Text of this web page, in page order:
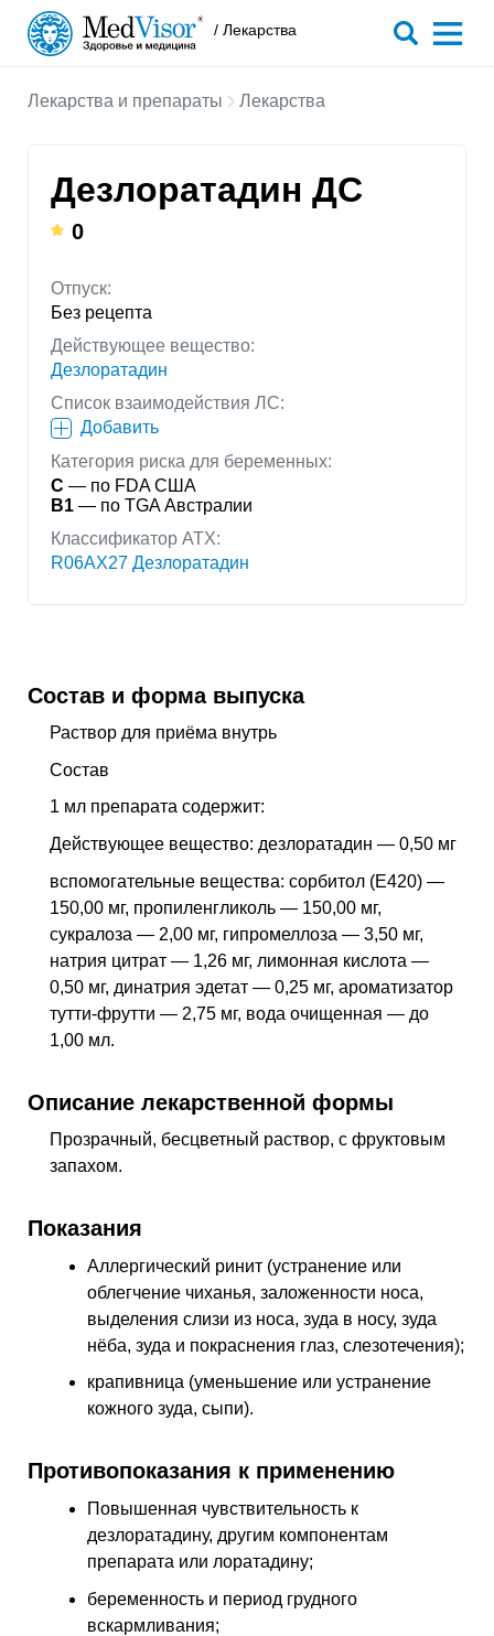
/ Лекарства
Лекарства и препараты Лекарства
Дезлоратадин ДС
0
Отпуск:
Без рецепта
Действующее вещество:
Дезлоратадин
Список взаимодействия ЛС:
Добавить
Категория риска для беременных:
C — по FDA США
B1 — по TGA Австралии
Классификатор АТХ:
R06AX27 Дезлоратадин
Состав и форма выпуска
Раствор для приёма внутрь
Состав
1 мл препарата содержит:
Действующее вещество: дезлоратадин — 0,50 мг
вспомогательные вещества: сорбитол (E420) —
150,00 мг, пропиленгликоль — 150,00 мг,
сукралоза — 2,00 мг, гипромеллоза — 3,50 мг,
натрия цитрат — 1,26 мг, лимонная кислота —
0,50 мг, динатрия эдетат — 0,25 мг, ароматизатор
тутти-фрутти — 2,75 мг, вода очищенная — до
1,00 мл.
Описание лекарственной формы
Прозрачный, бесцветный раствор, с фруктовым
запахом.
Показания
Аллергический ринит (устранение или
облегчение чиханья, заложенности носа,
выделения слизи из носа, зуда в носу, зуда
нёба, зуда и покраснения глаз, слезотечения);
крапивница (уменьшение или устранение
кожного зуда, сыпи).
Противопоказания к применению
Повышенная чувствительность к
дезлоратадину, другим компонентам
препарата или лоратадину;
беременность и период грудного
вскармливания;